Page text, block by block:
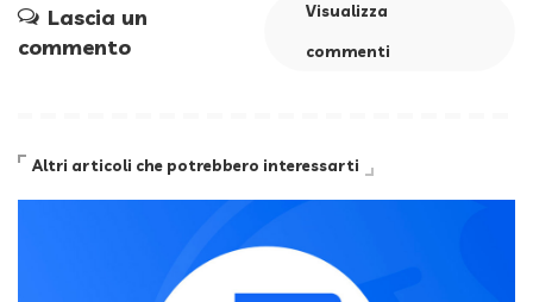
Lascia un
commento
Visualizza
commenti
Altri articoli che potrebbero interessarti